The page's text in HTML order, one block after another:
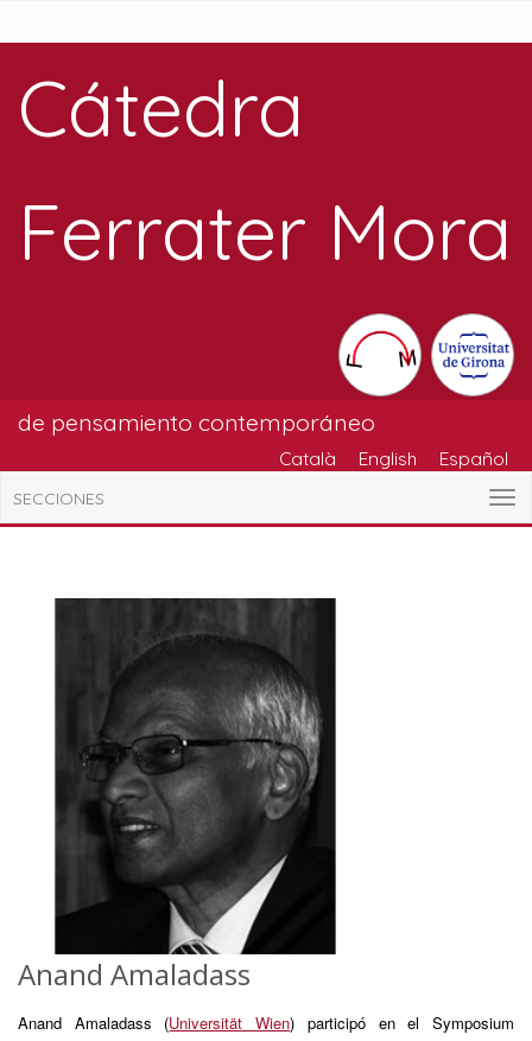
Cátedra
Ferrater Mora
de pensamiento contemporáneo
Català English Español
SECCIONES
Anand Amaladass
Anand Amaladass (Universität Wien) participó en el Symposium